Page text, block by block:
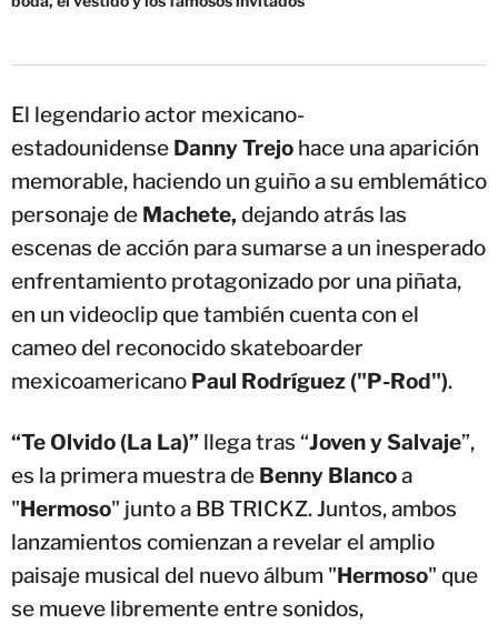
El legendario actor mexicano-
estadounidense Danny Trejo hace una aparición
memorable, haciendo un guiño a su emblemático
personaje de Machete, dejando atrás las
escenas de acción para sumarse a un inesperado
enfrentamiento protagonizado por una piñata,
en un videoclip que también cuenta con el
cameo del reconocido skateboarder
mexicoamericano Paul Rodríguez ("P-Rod").
“Te Olvido (La La)” llega tras “Joven y Salvaje”,
es la primera muestra de Benny Blancoa
"Hermoso" junto a BB TRICKZ. Juntos, ambos
lanzamientos comienzan a revelar el amplio
paisaje musical del nuevo álbum "Hermoso" que
se mueve libremente entre sonidos,